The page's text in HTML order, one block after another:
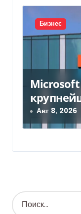
Бизнес
Microsoft
Индии
Авг 8, 2026
Н
а